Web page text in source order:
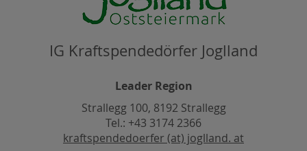
IG Kraftspendedörfer Joglland
Leader Region
Strallegg 100, 8192 Strallegg
Tel.: +43 3174 2366
kraftspendedoerfer (at) joglland. at